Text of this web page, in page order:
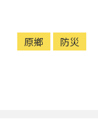
原鄉 防災